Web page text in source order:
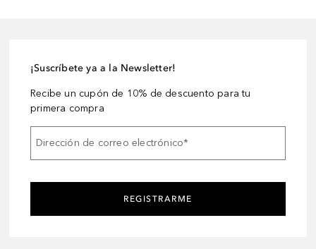
¡Suscríbete ya a la Newsletter!
Recibe un cupón de 10% de descuento para tu
primera compra
Dirección de correo electrónico*
REGISTRARME